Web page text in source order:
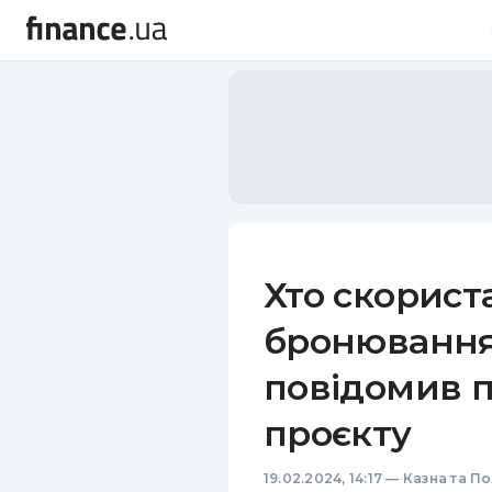
Хто
повідомив
проєкту
19.02.2024, 14:17 — Казна та